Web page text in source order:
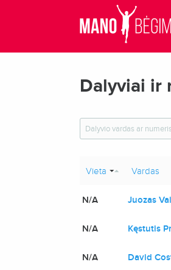
Dalyviai ir
Vieta Vardas
N/A Juozas
N/A Kęstutis
N/A David